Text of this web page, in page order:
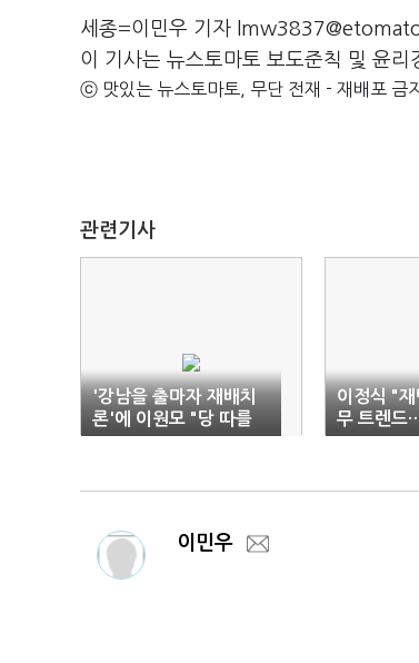
세종=이민우 기자
이 기사는 뉴스토마토 보도준칙 및 윤리
ⓒ 맛있는 뉴스토마토, 무단 전재 - 재배포 금지
관련기사
'강남을 출마자 재배치
론'에 이원모 "당 따를
것"·박진 "사수해야"
이정식 "재
무 트렌드
0만원 상
이민우